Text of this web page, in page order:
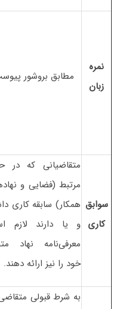
نمره
زبان
مطابق بروشور
سوابق
کاری
متقاضیانی که در
مرتبط (فضایی و
همکار) سابقه کاری
و یا دارند لازم
معرفی‌نامه نهاد
خود را نیز ارائه دهند.
به شرط قبولی